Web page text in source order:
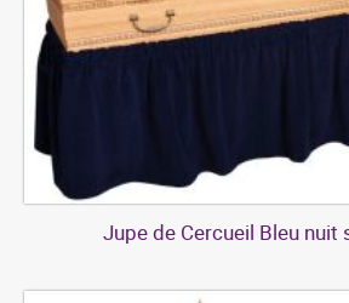
Jupe de Cercueil Bleu nuit